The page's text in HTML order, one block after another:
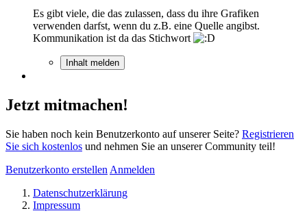
Es gibt viele, die das zulassen, dass du ihre Grafiken
verwenden darfst, wenn du z.B. eine Quelle angibst.
Kommunikation ist da das Stichwort
Inhalt melden
Jetzt mitmachen!
Sie haben noch kein Benutzerkonto auf unserer Seite? Registrieren
Sie sich kostenlos und nehmen Sie an unserer Community teil!
Benutzerkonto erstellen Anmelden
Datenschutzerklärung
Impressum